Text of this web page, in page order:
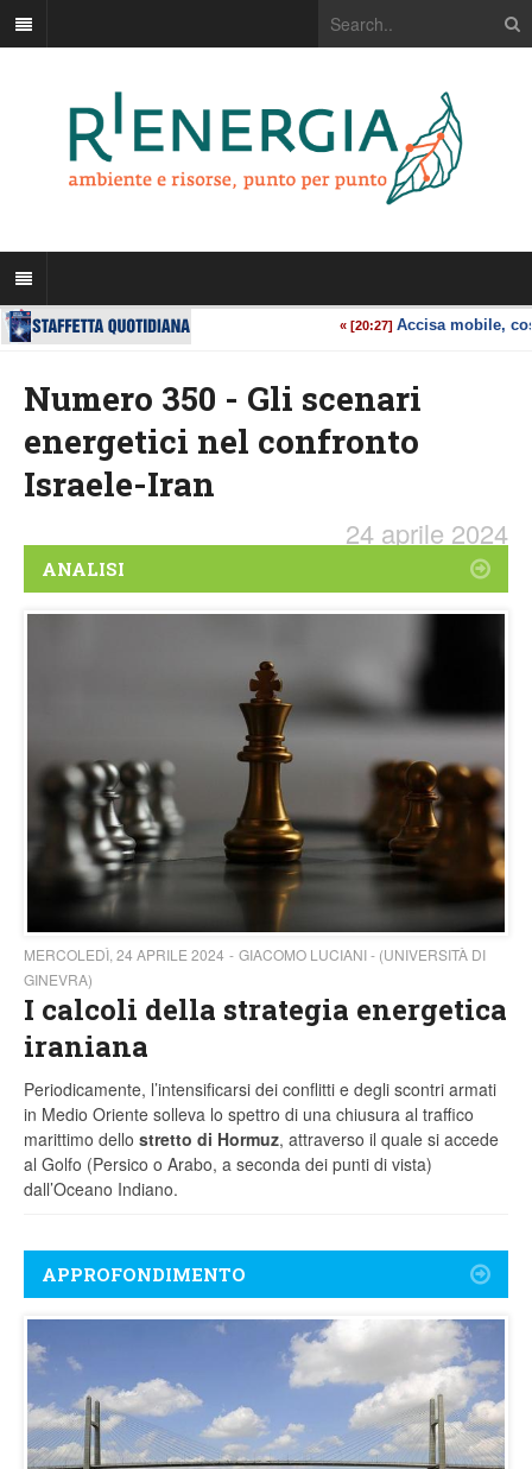
Numero 350 - Gli scenari
energetici nel confronto
Israele-Iran
24 aprile 2024
ANALISI
MERCOLEDÌ, 24 APRILE 2024
GIACOMO LUCIANI - (UNIVERSITÀ DI
GINEVRA)
I calcoli della strategia energetica
iraniana
Periodicamente, l’intensificarsi dei conflitti e degli scontri armati
in Medio Oriente solleva lo spettro di una chiusura al traffico
marittimo dello stretto di Hormuz, attraverso il quale si accede
al Golfo (Persico o Arabo, a seconda dei punti di vista)
dall’Oceano Indiano.
APPROFONDIMENTO